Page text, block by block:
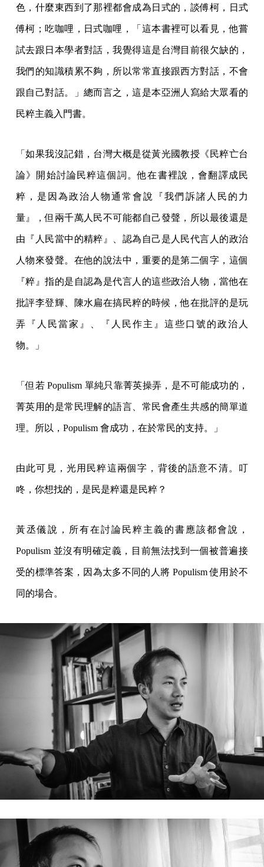
色，什麼東西到了那裡都會成為日式的，談傅柯，日式
傅柯；吃咖哩，日式咖哩，「這本書裡可以看見，他嘗
試去跟日本學者對話，我覺得這是台灣目前很欠缺的，
我們的知識積累不夠，所以常常直接跟西方對話，不會
跟自己對話。」總而言之，這是本亞洲人寫給大眾看的
民粹主義入門書。
「如果我沒記錯，台灣大概是從黃光國教授《民粹亡台
論》開始討論民粹這個詞。他在書裡說，會翻譯成民
粹，是因為政治人物通常會說『我們訴諸人民的力
量』，但兩千萬人民不可能都自己發聲，所以最後還是
由『人民當中的精粹』、認為自己是人民代言人的政治
人物來發聲。在他的說法中，重要的是第二個字，這個
『粹』指的是自認為是代言人的這些政治人物，當他在
批評李登輝、陳水扁在搞民粹的時候，他在批評的是玩
弄『人民當家』、『人民作主』這些口號的政治人
物。」
「但若 Populism 單純只靠菁英操弄，是不可能成功的，
菁英用的是常民理解的語言、常民會產生共感的簡單道
理。所以，Populism 會成功，在於常民的支持。」
由此可見，光用民粹這兩個字，背後的語意不清。叮
咚，你想找的，是民是粹還是民粹？
黃丞儀說，所有在討論民粹主義的書應該都會說，
Populism 並沒有明確定義，目前無法找到一個被普遍接
受的標準答案，因為太多不同的人將 Populism 使用於不
同的場合。